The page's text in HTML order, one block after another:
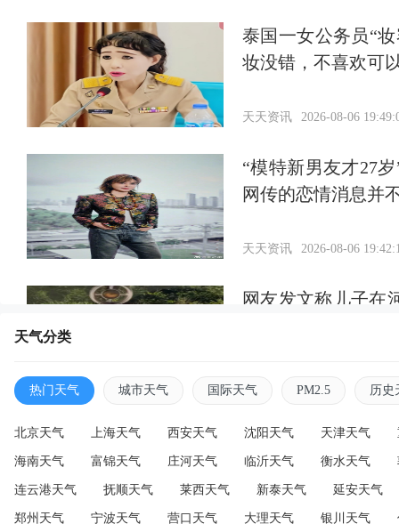
泰国一女公务员“
妆没错，不喜欢可
天天资讯 2026-08-06
“模特新男友才27
网传的恋情消息并
天天资讯 2026-08-06
网友发文称儿子在
2026-08-06
天气分类
热门天气 城市天气 国际天气 PM2.5 历史
北京天气 上海天气 西安天气 沈阳天气 天津天气
海南天气 富锦天气 庄河天气 临沂天气 衡水天气
连云港天气 抚顺天气 莱西天气 新泰天气 延安天气
郑州天气 宁波天气 营口天气 大理天气 银川天气